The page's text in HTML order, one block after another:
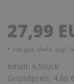
27,99
* inkl. ges. MwSt. zzgl.
Inhalt: 6 Stück
Grundpreis: 4,66